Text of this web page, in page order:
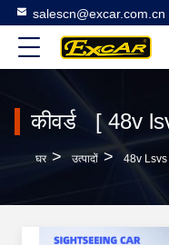
salescn@excar.com.cn
घर > उत्पादों > 48v Lsvs